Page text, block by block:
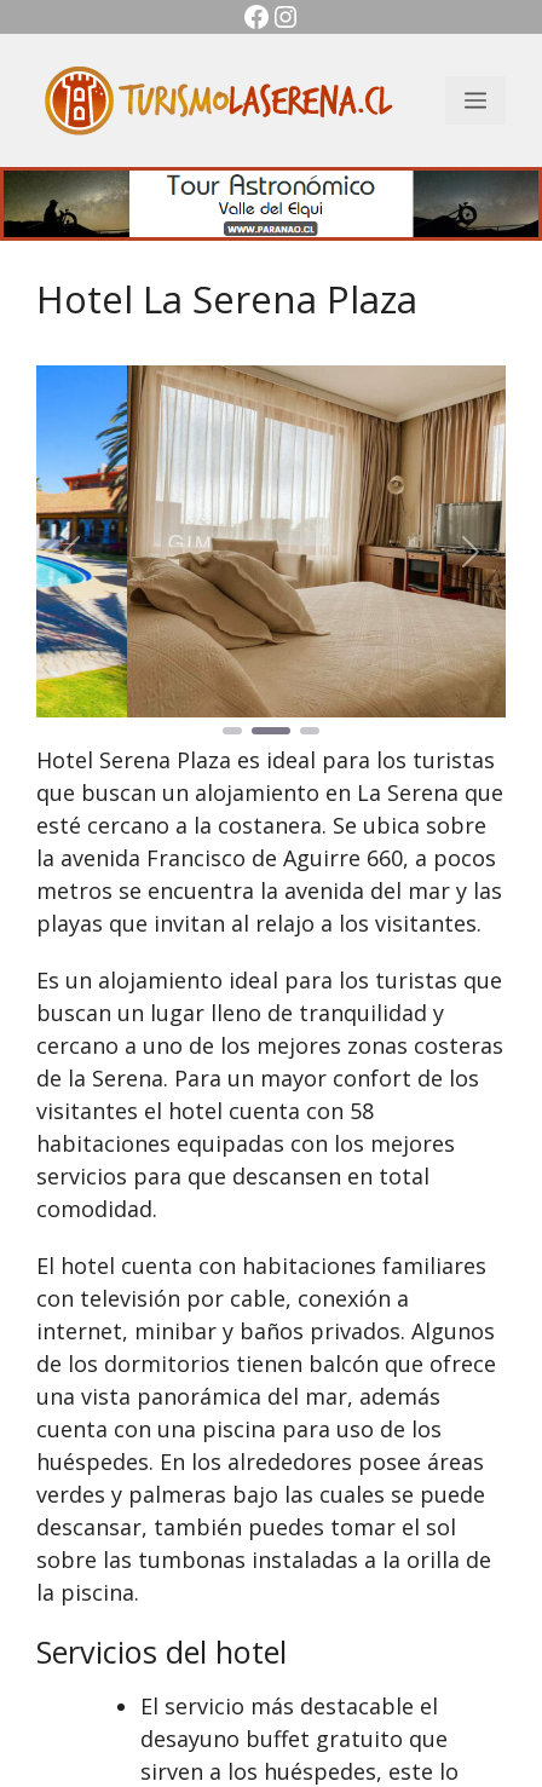
contenido
Facebook
Instagram
Menú
Hotel La Serena Plaza
Anterior
Hotel Serena Plaza es ideal para los turistas
que buscan un alojamiento en La Serena que
esté cercano a la costanera. Se ubica sobre
la avenida Francisco de Aguirre 660, a pocos
metros se encuentra la avenida del mar y las
playas que invitan al relajo a los visitantes.
Es un alojamiento ideal para los turistas que
buscan un lugar lleno de tranquilidad y
cercano a uno de los mejores zonas costeras
de la Serena. Para un mayor confort de los
visitantes el hotel cuenta con 58
habitaciones equipadas con los mejores
servicios para que descansen en total
comodidad.
El hotel cuenta con habitaciones familiares
con televisión por cable, conexión a
internet, minibar y baños privados. Algunos
de los dormitorios tienen balcón que ofrece
una vista panorámica del mar, además
cuenta con una piscina para uso de los
huéspedes. En los alrededores posee áreas
verdes y palmeras bajo las cuales se puede
descansar, también puedes tomar el sol
sobre las tumbonas instaladas a la orilla de
la piscina.
Servicios del hotel
El servicio más destacable el
desayuno buffet gratuito que
sirven a los huéspedes, este lo